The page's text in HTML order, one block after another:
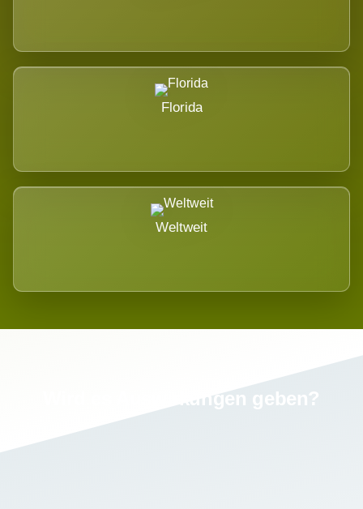
Florida
Weltweit
Wird es Auswirkungen geben?